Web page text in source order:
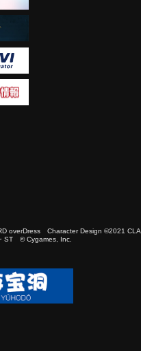
Character Design ©2021
ST © Cygames, Inc.